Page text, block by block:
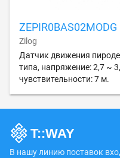
ZEPIR0BAS02MODG
Zilog
Датчик движения
типа, напряжение: 2,7 ~
чувствительности: 7 м.
В нашу линию поставок